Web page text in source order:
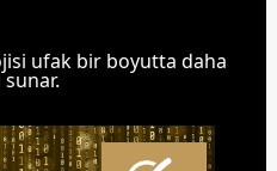
ufak bir boyutta daha